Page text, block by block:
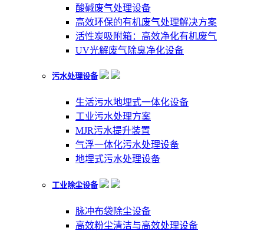
酸碱废气处理设备
高效环保的有机废气处理解决方案
活性炭吸附箱：高效净化有机废气
UV光解废气除臭净化设备
污水处理设备
生活污水地埋式一体化设备
工业污水处理方案
MJR污水提升装置
气浮一体化污水处理设备
地埋式污水处理设备
工业除尘设备
脉冲布袋除尘设备
高效粉尘清洁与高效处理设备